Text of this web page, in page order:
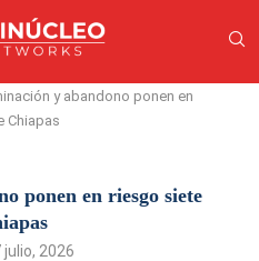
y abandono ponen en
Chiapas
ponen en riesgo siete
julio, 2026